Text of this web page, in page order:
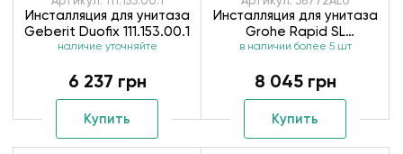
Инсталляция для унитаза
Geberit Duofix 111.153.00.1
наличие уточняйте
6 237 грн
Купить
Инсталляция для унитаза
Grohe Rapid SL
38772AL0
в наличии более 5 шт
8 045 грн
Купить